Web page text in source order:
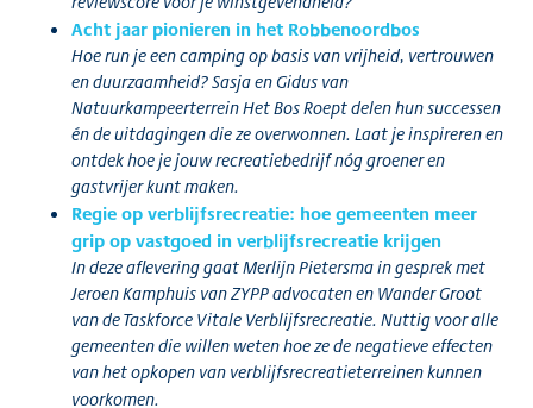
Acht jaar pionieren in het Robbenoordbos
Hoe run je een camping op basis van vrijheid, vertrouwen
en duurzaamheid? Sasja en Gidus van
Natuurkampeerterrein Het Bos Roept delen hun successen
én de uitdagingen die ze overwonnen. Laat je inspireren en
ontdek hoe je jouw recreatiebedrijf nóg groener en
gastvrijer kunt maken.
Regie op verblijfsrecreatie: hoe gemeenten meer
grip op vastgoed in verblijfsrecreatie krijgen
In deze aflevering gaat Merlijn Pietersma in gesprek met
Jeroen Kamphuis van ZYPP advocaten en Wander Groot
van de Taskforce Vitale Verblijfsrecreatie. Nuttig voor alle
gemeenten die willen weten hoe ze de negatieve effecten
van het opkopen van verblijfsrecreatieterreinen kunnen
voorkomen.